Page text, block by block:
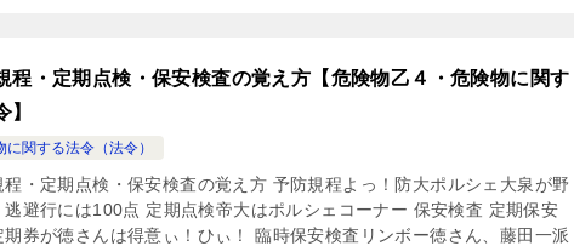
程・定期点検・保安検査の覚え方【危険物乙４・危険物に関す
】
に関する法令（法令）
程・定期点検・保安検査の覚え方 予防規程よっ！防大ポルシェ大泉が野
逃避行には100点 定期点検帝大はポルシェコーナー 保安検査 定期保安
期券が徳さんは得意ぃ！ひぃ！ 臨時保安検査リンボー徳さん、藤田一派